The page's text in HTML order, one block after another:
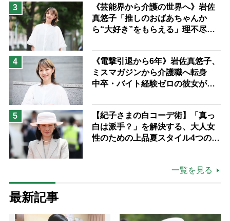
3
《芸能界から介護の世界へ》岩佐
真悠子「推しのおばあちゃんか
ら“大好き”をもらえる」理不尽さ
場は「愛おしい」
4
《電撃引退から6年》岩佐真悠子、
ミスマガジンから介護職へ転身
中卒・バイト経験ゼロの彼女が見
ながら自分らしくいられる」
5
【紀子さまの白コーデ術】「真っ
白は派手？」を解決する、大人女
性のための上品夏スタイル4つのコ
一覧を見る
最新記事